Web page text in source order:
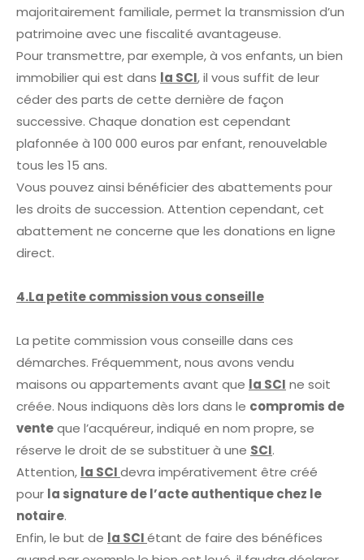
majoritairement familiale, permet la transmission d’un
patrimoine avec une fiscalité avantageuse.
Pour transmettre, par exemple, à vos enfants, un bien
immobilier qui est dans la SCI, il vous suffit de leur
céder des parts de cette dernière de façon
successive. Chaque donation est cependant
plafonnée à 100 000 euros par enfant, renouvelable
tous les 15 ans.
Vous pouvez ainsi bénéficier des abattements pour
les droits de succession. Attention cependant, cet
abattement ne concerne que les donations en ligne
direct.
4.La petite commission vous conseille
La petite commission vous conseille dans ces
démarches. Fréquemment, nous avons vendu
maisons ou appartements avant que la SCI ne soit
créée. Nous indiquons dès lors dans le compromis de
venteque l’acquéreur, indiqué en nom propre, se
réserve le droit de se substituer à une SCI.
Attention, la SCIdevra impérativement être créé
pour la signature de l’acte authentique chez le
notaire.
Enfin, le but de la SCIétant de faire des bénéfices